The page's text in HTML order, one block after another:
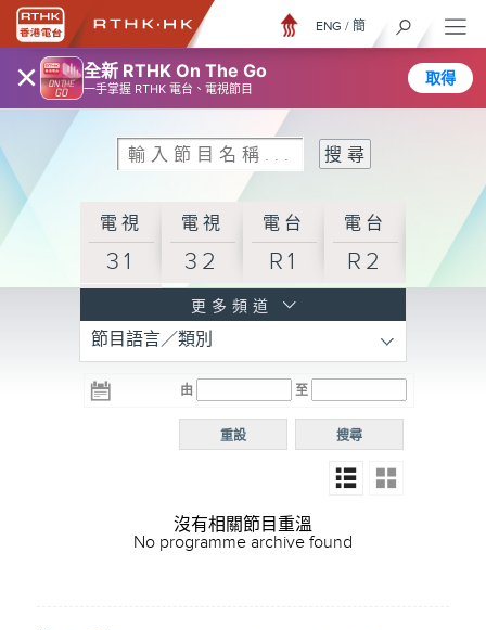
× 全新 RTHK On The Go
一手掌握 RTHK 電台、電視節目
取得
ENG / 簡
電視
31
電視
32
電台
R1
電台
R2
R3
電台 電台
R5
電台
普通
更多頻道
節目語言／類別
由 至
搜尋
重設
沒有相關節目重溫
No programme archive found